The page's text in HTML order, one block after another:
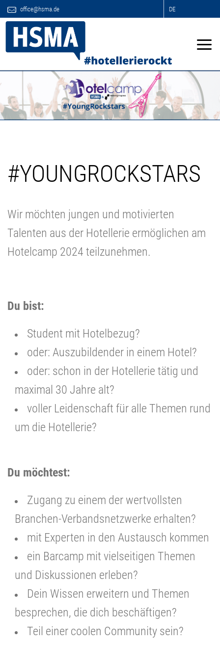
office@hsma.de DE
#YOUNGROCKSTARS
Wir möchten jungen und motivierten
Talenten aus der Hotellerie ermöglichen am
Hotelcamp 2024 teilzunehmen.
Du bist:
Student mit Hotelbezug?
oder: Auszubildender in einem Hotel?
oder: schon in der Hotellerie tätig und
maximal 30 Jahre alt?
voller Leidenschaft für alle Themen rund
um die Hotellerie?
Du möchtest:
Zugang zu einem der wertvollsten
Branchen-Verbandsnetzwerke erhalten?
mit Experten in den Austausch kommen
ein Barcamp mit vielseitigen Themen
und Diskussionen erleben?
Dein Wissen erweitern und Themen
besprechen, die dich beschäftigen?
Teil einer coolen Community sein?